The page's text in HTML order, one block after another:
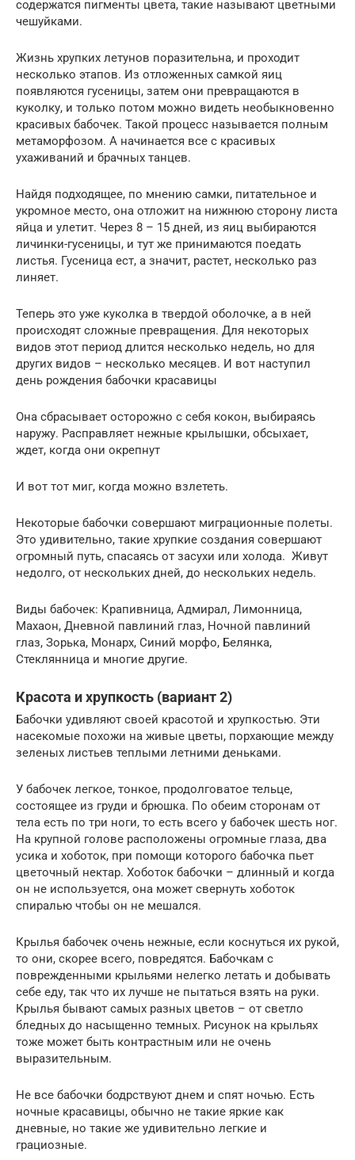
содержатся пигменты цвета, такие называют цветными
чешуйками.
Жизнь хрупких летунов поразительна, и проходит
несколько этапов. Из отложенных самкой яиц
появляются гусеницы, затем они превращаются в
куколку, и только потом можно видеть необыкновенно
красивых бабочек. Такой процесс называется полным
метаморфозом. А начинается все с красивых
ухаживаний и брачных танцев.
Найдя подходящее, по мнению самки, питательное и
укромное место, она отложит на нижнюю сторону листа
яйца и улетит. Через 8 – 15 дней, из яиц выбираются
личинки-гусеницы, и тут же принимаются поедать
листья. Гусеница ест, а значит, растет, несколько раз
линяет.
Теперь это уже куколка в твердой оболочке, а в ней
происходят сложные превращения. Для некоторых
видов этот период длится несколько недель, но для
других видов – несколько месяцев. И вот наступил
день рождения бабочки красавицы
Она сбрасывает осторожно с себя кокон, выбираясь
наружу. Расправляет нежные крылышки, обсыхает,
ждет, когда они окрепнут
И вот тот миг, когда можно взлететь.
Некоторые бабочки совершают миграционные полеты.
Это удивительно, такие хрупкие создания совершают
огромный путь, спасаясь от засухи или холода. Живут
недолго, от нескольких дней, до нескольких недель.
Виды бабочек: Крапивница, Адмирал, Лимонница,
Махаон, Дневной павлиний глаз, Ночной павлиний
глаз, Зорька, Монарх, Синий морфо, Белянка,
Стеклянница и многие другие.
Красота и хрупкость (вариант 2)
Бабочки удивляют своей красотой и хрупкостью. Эти
насекомые похожи на живые цветы, порхающие между
зеленых листьев теплыми летними деньками.
У бабочек легкое, тонкое, продолговатое тельце,
состоящее из груди и брюшка. По обеим сторонам от
тела есть по три ноги, то есть всего у бабочек шесть ног.
На крупной голове расположены огромные глаза, два
усика и хоботок, при помощи которого бабочка пьет
цветочный нектар. Хоботок бабочки – длинный и когда
он не используется, она может свернуть хоботок
спиралью чтобы он не мешался.
Крылья бабочек очень нежные, если коснуться их рукой,
то они, скорее всего, повредятся. Бабочкам с
поврежденными крыльями нелегко летать и добывать
себе еду, так что их лучше не пытаться взять на руки.
Крылья бывают самых разных цветов – от светло
бледных до насыщенно темных. Рисунок на крыльях
тоже может быть контрастным или не очень
выразительным.
Не все бабочки бодрствуют днем и спят ночью. Есть
ночные красавицы, обычно не такие яркие как
дневные, но такие же удивительно легкие и
грациозные.